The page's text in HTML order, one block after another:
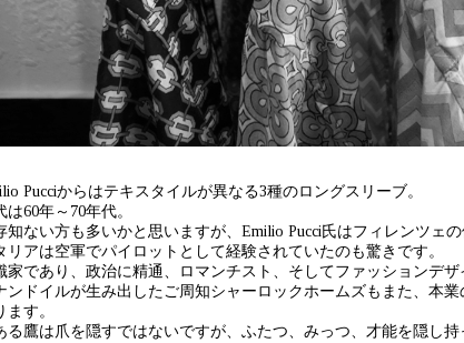
Pucciからはテキスタイルが異なる3種のロングスリーブ。
は60年～70年代。
知ない方も多いかと思いますが、Emilio Pucci氏はフィレンツェ
リアは空軍でパイロットとして経験されていたのも驚きです。
家であり、政治に精通、ロマンチスト、そしてファッションデザ
ンドイルが生み出したご周知シャーロックホームズもまた、本
ます。
る鷹は爪を隠すではないですが、ふたつ、みっつ、才能を隠し